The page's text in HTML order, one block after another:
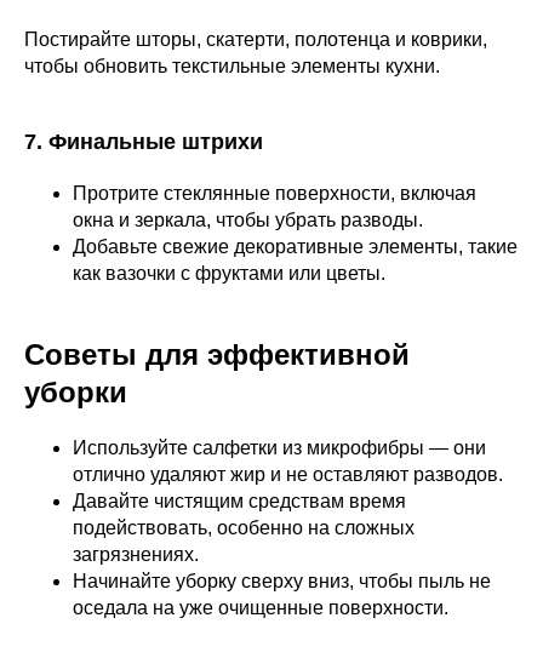
Постирайте шторы, скатерти, полотенца и коврики,
чтобы обновить текстильные элементы кухни.
7. Финальные штрихи
Протрите стеклянные поверхности, включая
окна и зеркала, чтобы убрать разводы.
Добавьте свежие декоративные элементы, такие
как вазочки с фруктами или цветы.
Советы для эффективной
уборки
Используйте салфетки из микрофибры — они
отлично удаляют жир и не оставляют разводов.
Давайте чистящим средствам время
подействовать, особенно на сложных
загрязнениях.
Начинайте уборку сверху вниз, чтобы пыль не
оседала на уже очищенные поверхности.